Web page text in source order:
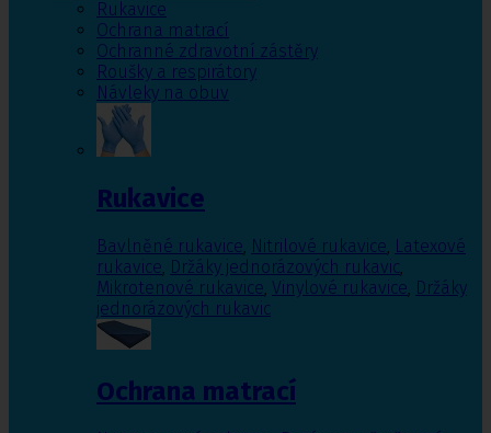
Rukavice
Ochrana matrací
Ochranné zdravotní zástěry
Roušky a respirátory
Návleky na obuv
Rukavice
Bavlněné rukavice, Nitrilové rukavice, Latexové
rukavice, Držáky jednorázových rukavic,
Mikrotenové rukavice, Vinylové rukavice, Držáky
jednorázových rukavic
Ochrana matrací